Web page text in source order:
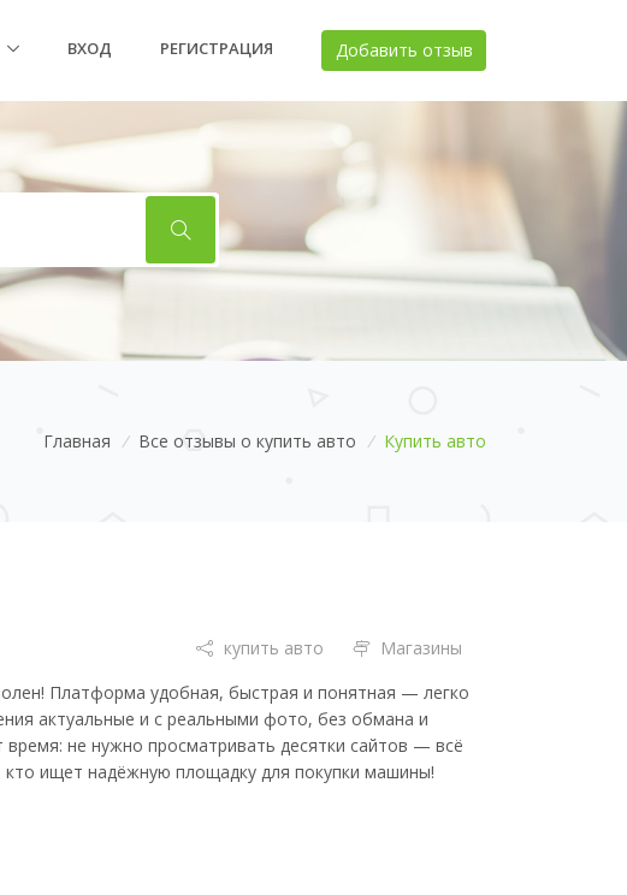
ВХОД РЕГИСТРАЦИЯ Добавить отзыв
Главная / Все отзывы о купить авто / Купить авто
купить авто
Магазины
Платформа удобная, быстрая и понятная — легко
актуальные и с реальными фото, без обмана и
не нужно просматривать десятки сайтов — всё
ищет надёжную площадку для покупки машины!